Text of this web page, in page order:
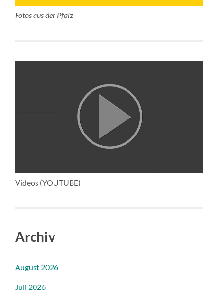
Fotos aus der Pfalz
Videos (YOUTUBE)
Archiv
August 2026
Juli 2026